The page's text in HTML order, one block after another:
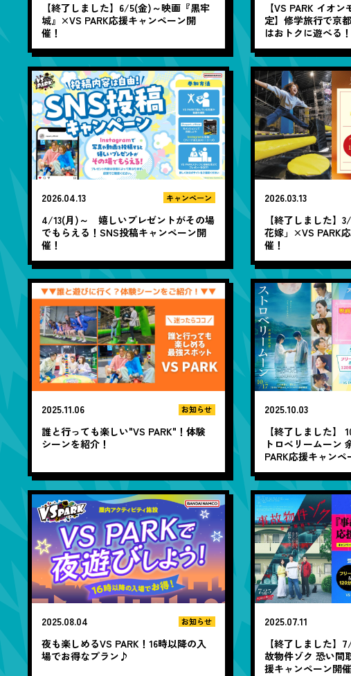
【終了しました】6/5(金)～映画『黒牢
城』×VS PARK応援キャンペーン開
催！
【VS PARK イオ
定】修学旅行で京
はおトクに遊べる
める特別プラン登
2026.04.13 キャンペーン
4/13(月)～ 嬉しいプレゼントがその場
でもらえる！SNS投稿キャンペーン開
催！
2026.03.13
【終了しました】
花嫁」×VS PARK
催！
2025.11.06 お知らせ
誰と行っても楽しい"VS PARK"！体験
シーンを紹介！
2025.10.03
【終了しました】
トロベリームーン
PARK応援キャンペ
2025.08.04 お知らせ
夜も楽しめるVS PARK！16時以降の入
場でお得なプラン♪
2025.07.11
【終了しました】
故物件ゾク 恐い間
援キャンペーン開催